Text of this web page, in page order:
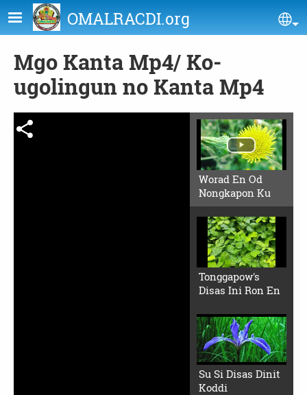
Skip to main contentOMALRACDI.org
Mgo Kanta Mp4/ Ko-
ugolingun no Kanta Mp4
Worad En Od
Nongkapon Ku
Tonggapow's
Disas Ini Ron En
Su Si Disas Dinit
Koddi